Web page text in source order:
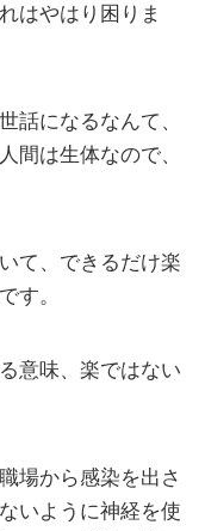
はやはり困りま
話になるなんて、
間は生体なので、
て、できるだけ楽
す。
意味、楽ではない
場から感染を出さ
いように神経を使